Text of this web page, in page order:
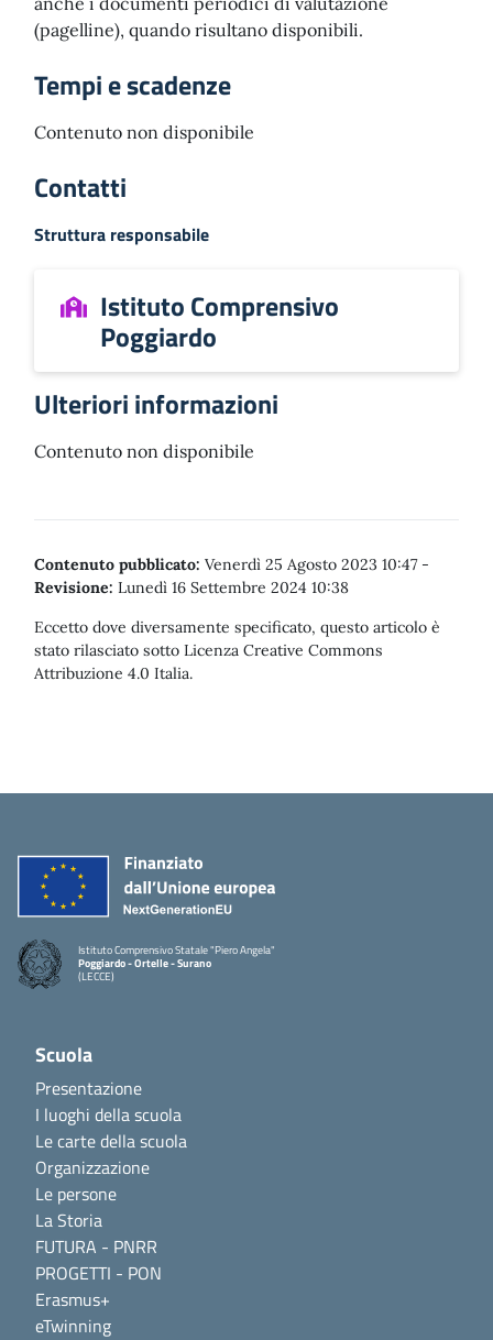
(pagelline), quando risultano disponibili.
Tempi e scadenze
Contenuto non disponibile
Contatti
Struttura responsabile
Istituto Comprensivo
Poggiardo
Ulteriori informazioni
Contenuto non disponibile
Contenuto pubblicato: Venerdì 25 Agosto 2023 10:47 -
Revisione: Lunedì 16 Settembre 2024 10:38
Eccetto dove diversamente specificato, questo articolo è
stato rilasciato sotto Licenza Creative Commons
Attribuzione 4.0 Italia.
Istituto Comprensivo Statale "Piero Angela"
Poggiardo - Ortelle - Surano
(LECCE)
Scuola
Presentazione
I luoghi della scuola
Le carte della scuola
Organizzazione
Le persone
La Storia
FUTURA - PNRR
PROGETTI - PON
Erasmus+
eTwinning